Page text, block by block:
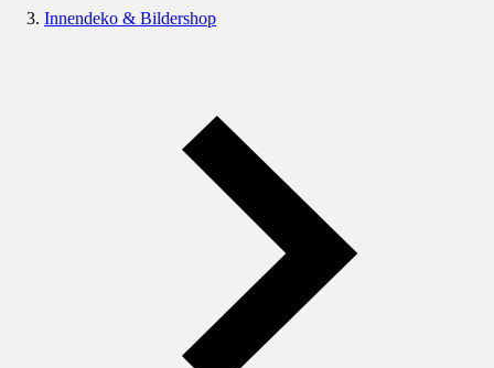
Innendeko & Bildershop